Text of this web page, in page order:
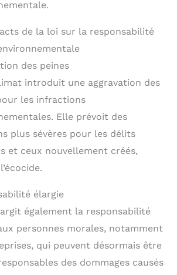
de la loi sur la responsabilité
des peines
introduit une aggravation des
les infractions
Elle prévoit des
plus sévères pour les délits
et ceux nouvellement créés,
élargie
également la responsabilité
personnes morales, notamment
qui peuvent désormais être
des dommages causés